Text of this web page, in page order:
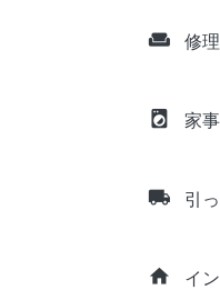
weekend 修
local_laundry_service 家事
local_shipping 引
home イ